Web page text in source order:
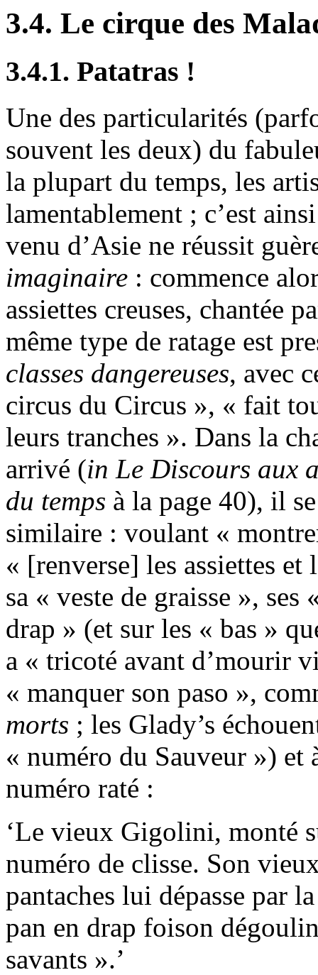
3.4. Le cirque des
3.4.1. Patatras !
Une des particularités
souvent les deux) du
la plupart du temps, les
lamentablement ; c’est
venu d’Asie ne réussit
imaginaire : commence
assiettes creuses, chantée
même type de ratage est
classes dangereuses, avec
circus du Circus », « fait
leurs tranches ». Dans la
arrivé (in Le Discours aux
du temps à la page 40), il
similaire : voulant «
« [renverse] les assiettes et
sa « veste de graisse », ses
drap » (et sur les « bas »
a « tricoté avant d’mourir
« manquer son paso »,
morts ; les Glady’s
« numéro du Sauveur ») et
numéro raté :
‘Le vieux Gigolini, monté
numéro de clisse. Son
pantaches lui dépasse par
pan en drap foison
savants ».’